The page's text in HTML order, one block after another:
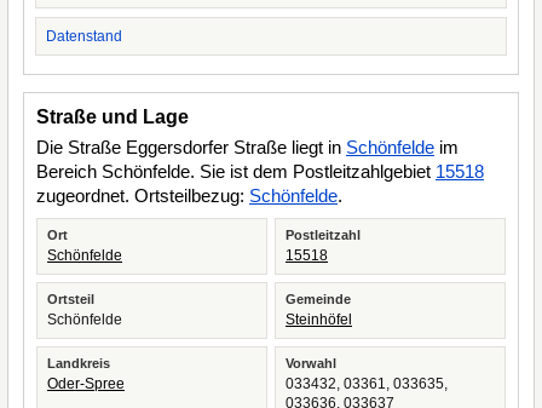
Datenstand
Straße und Lage
Die Straße Eggersdorfer Straße liegt in Schönfelde im
Bereich Schönfelde. Sie ist dem Postleitzahlgebiet 15518
zugeordnet. Ortsteilbezug: Schönfelde.
Ort
Schönfelde
Postleitzahl
15518
Ortsteil
Schönfelde
Gemeinde
Steinhöfel
Landkreis
Oder-Spree
Vorwahl
033432, 03361, 033635,
033636, 033637